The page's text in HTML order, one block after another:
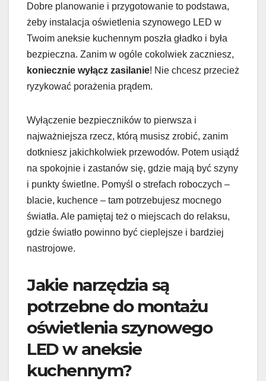
Dobre planowanie i przygotowanie to podstawa,
żeby instalacja oświetlenia szynowego LED w
Twoim aneksie kuchennym poszła gładko i była
bezpieczna. Zanim w ogóle cokolwiek zaczniesz,
koniecznie wyłącz zasilanie! Nie chcesz przecież
ryzykować porażenia prądem.
Wyłączenie bezpieczników to pierwsza i
najważniejsza rzecz, którą musisz zrobić, zanim
dotkniesz jakichkolwiek przewodów. Potem usiądź
na spokojnie i zastanów się, gdzie mają być szyny
i punkty świetlne. Pomyśl o strefach roboczych –
blacie, kuchence – tam potrzebujesz mocnego
światła. Ale pamiętaj też o miejscach do relaksu,
gdzie światło powinno być cieplejsze i bardziej
nastrojowe.
Jakie narzędzia są
potrzebne do montażu
oświetlenia szynowego
LED w aneksie
kuchennym?